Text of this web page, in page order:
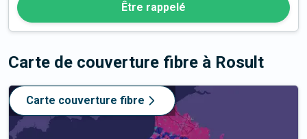
Être rappelé
Carte de couverture fibre à Rosult
Carte couverture fibre